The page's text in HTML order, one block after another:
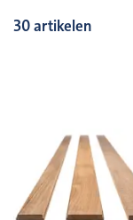
30 artikelen